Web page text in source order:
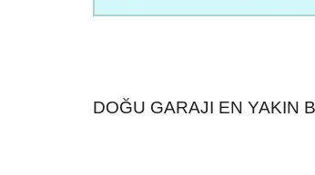
DOĞU GARAJI EN YAKIN